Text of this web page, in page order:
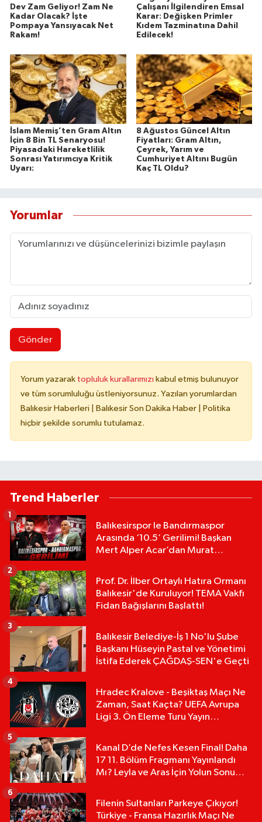
Dev Zam Geliyor! Zam Ne
Kadar Olacak? İşte
Pompaya Yansıyacak Net
Rakam!
Çalışanı İlgilendiren Emsal
Karar: Değişken Primler
Kıdem Tazminatına Dahil
Edilecek!
İslam Memiş’ten Gram Altın
İçin 8 Bin TL Senaryosu!
Piyasadaki Hareketlilik
Sonrası Yatırımcıya Kritik
Uyarı:
8 Ağustos Güncel Altın
Fiyatları: Gram Altın,
Çeyrek, Yarım ve
Cumhuriyet Altını Bugün
Kaç TL Oldu?
Yorumlar
Gönder
Yorum yazarak topluluk kurallarımızı kabul etmiş bulunuyor
ve tüm sorumluluğu üstleniyorsunuz. Yazılan yorumlardan
Balıkesir Haberleri | Balıkesir Son Dakika Haber | Politika
hiçbir şekilde sorumlu tutulamaz.
Trend Haberler
Balıkesirspor le Bandırmaspor
Arasında ‘10.5’ Gerilimi! Başkan
Mert Alper Acar’dan Murat
1
Prof. Dr. İlber Ortaylı Hatıra Ormanı
Balıkesir'de Kuruluyor! TEMA Vakfı
Fidan Bağışlarını Başlattı!
2
Balıkesir Belediye-İş 1 No'lu Şube
Başkanı Hüseyin Pastal ve Yönetimi
İstifa Ederek ÇAĞDAŞ-SEN'e Geçti
3
Hradec Kralove - Beşiktaş Maçı Ne
Zaman, Saat Kaçta? UEFA Avrupa
Ligi 3. Ön Eleme Turu Yayın
4
Kanal D’de Nefes Kesen Final! Daha
17 11. Bölüm Fragmanı Yayınlandı
Mı? Leyla ve Aras İçin Yolun Sonu
5
Filenin Sultanları Parkeye Çıkıyor!
Türkiye - Fransa Hazırlık Maçı Ne
6